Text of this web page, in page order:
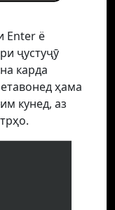
Enter ё
ҷустуҷӯ
карда
ҳама
кунед, аз